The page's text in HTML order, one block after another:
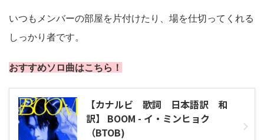
いつもメンバーの部屋を片付けたり、場を仕切ってくれる
しっかり者です。
おすすめソロ曲はこちら！
【カナルビ 歌詞 日本語訳 和
訳】 BOOM - イ・ミンヒョク
（BTOB)